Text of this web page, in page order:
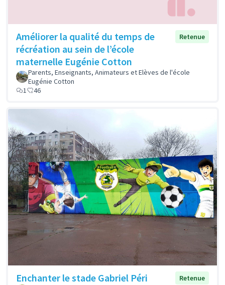
Améliorer la qualité du temps de
récréation au sein de l’école
maternelle Eugénie Cotton
Retenue
Parents, Enseignants, Animateurs et Elèves de l'école
Eugénie Cotton
1
46
Enchanter le stade Gabriel Péri
Retenue